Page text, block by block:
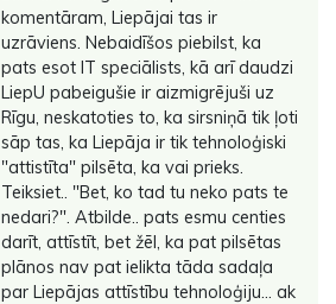
komentāram, Liepājai tas ir
uzrāviens. Nebaidīšos piebilst, ka
pats esot IT speciālists, kā arī daudzi
LiepU pabeigušie ir aizmigrējuši uz
Rīgu, neskatoties to, ka sirsniņā tik ļoti
sāp tas, ka Liepāja ir tik tehnoloģiski
"attistīta" pilsēta, ka vai prieks.
Teiksiet.. "Bet, ko tad tu neko pats te
nedari?". Atbilde.. pats esmu centies
darīt, attīstīt, bet žēl, ka pat pilsētas
plānos nav pat ielikta tāda sadaļa
par Liepājas attīstību tehnoloģiju... ak